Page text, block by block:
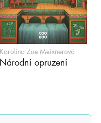
Karolína Zoe Meixnerová
Národní opruzení